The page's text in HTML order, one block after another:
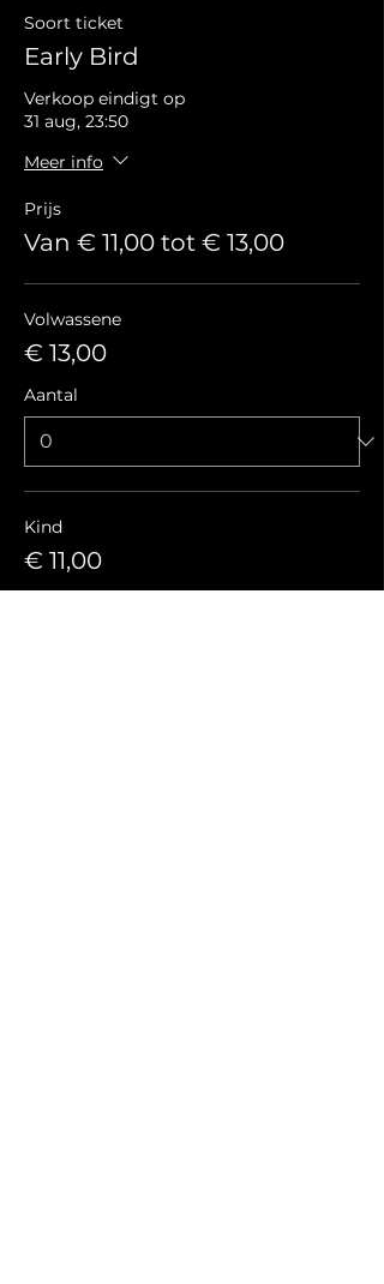
Soort ticket
Early Bird
Verkoop eindigt op
31 aug, 23:50
Meer info
Prijs
Van € 11,00 tot € 13,00
Volwassene
€ 13,00
Aantal
Kind
€ 11,00